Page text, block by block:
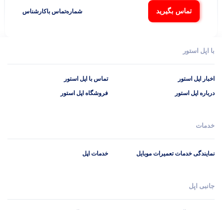
تماس بگیرید شماره‌تماس‌ با‌کارشناس
با اپل استور
اخبار اپل استور
درباره اپل استور
تماس با اپل استور
فروشگاه اپل استور
خدمات
نمایندگی خدمات تعمیرات موبایل خدمات اپل
جانبی اپل